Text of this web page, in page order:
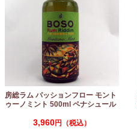
房総ラム パッションフロー モント
ゥーノミント 500ml ペナシュール
3,960円（税込）